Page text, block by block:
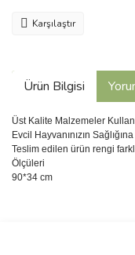
Karşılaştır
Ürün Bilgisi
Üst Kalite Malzemeler
Evcil Hayvanınızın
Teslim edilen ürün rengi
Ölçüleri
90*34 cm
Bu